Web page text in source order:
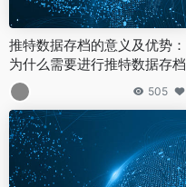
推特数据存档的意义及优势：
为什么需要进行推特数据存档
505